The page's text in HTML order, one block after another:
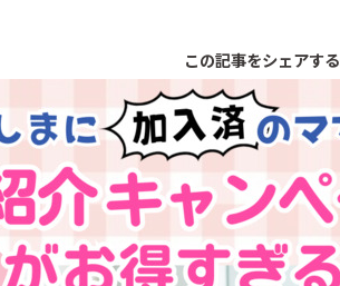
この記事をシェアする